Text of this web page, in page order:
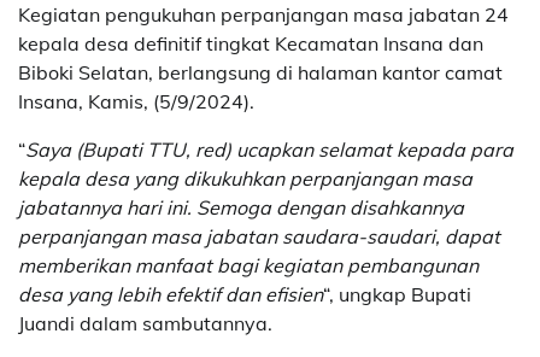
Kegiatan pengukuhan perpanjangan masa jabatan 24
kepala desa definitif tingkat Kecamatan Insana dan
Biboki Selatan, berlangsung di halaman kantor camat
Insana, Kamis, (5/9/2024).
“Saya (Bupati TTU, red) ucapkan selamat kepada para
kepala desa yang dikukuhkan perpanjangan masa
jabatannya hari ini. Semoga dengan disahkannya
perpanjangan masa jabatan saudara-saudari, dapat
memberikan manfaat bagi kegiatan pembangunan
desa yang lebih efektif dan efisien“, ungkap Bupati
Juandi dalam sambutannya.